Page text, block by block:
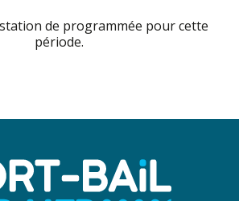
de programmée pour cette
période.